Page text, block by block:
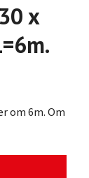
x
om 6m. Om